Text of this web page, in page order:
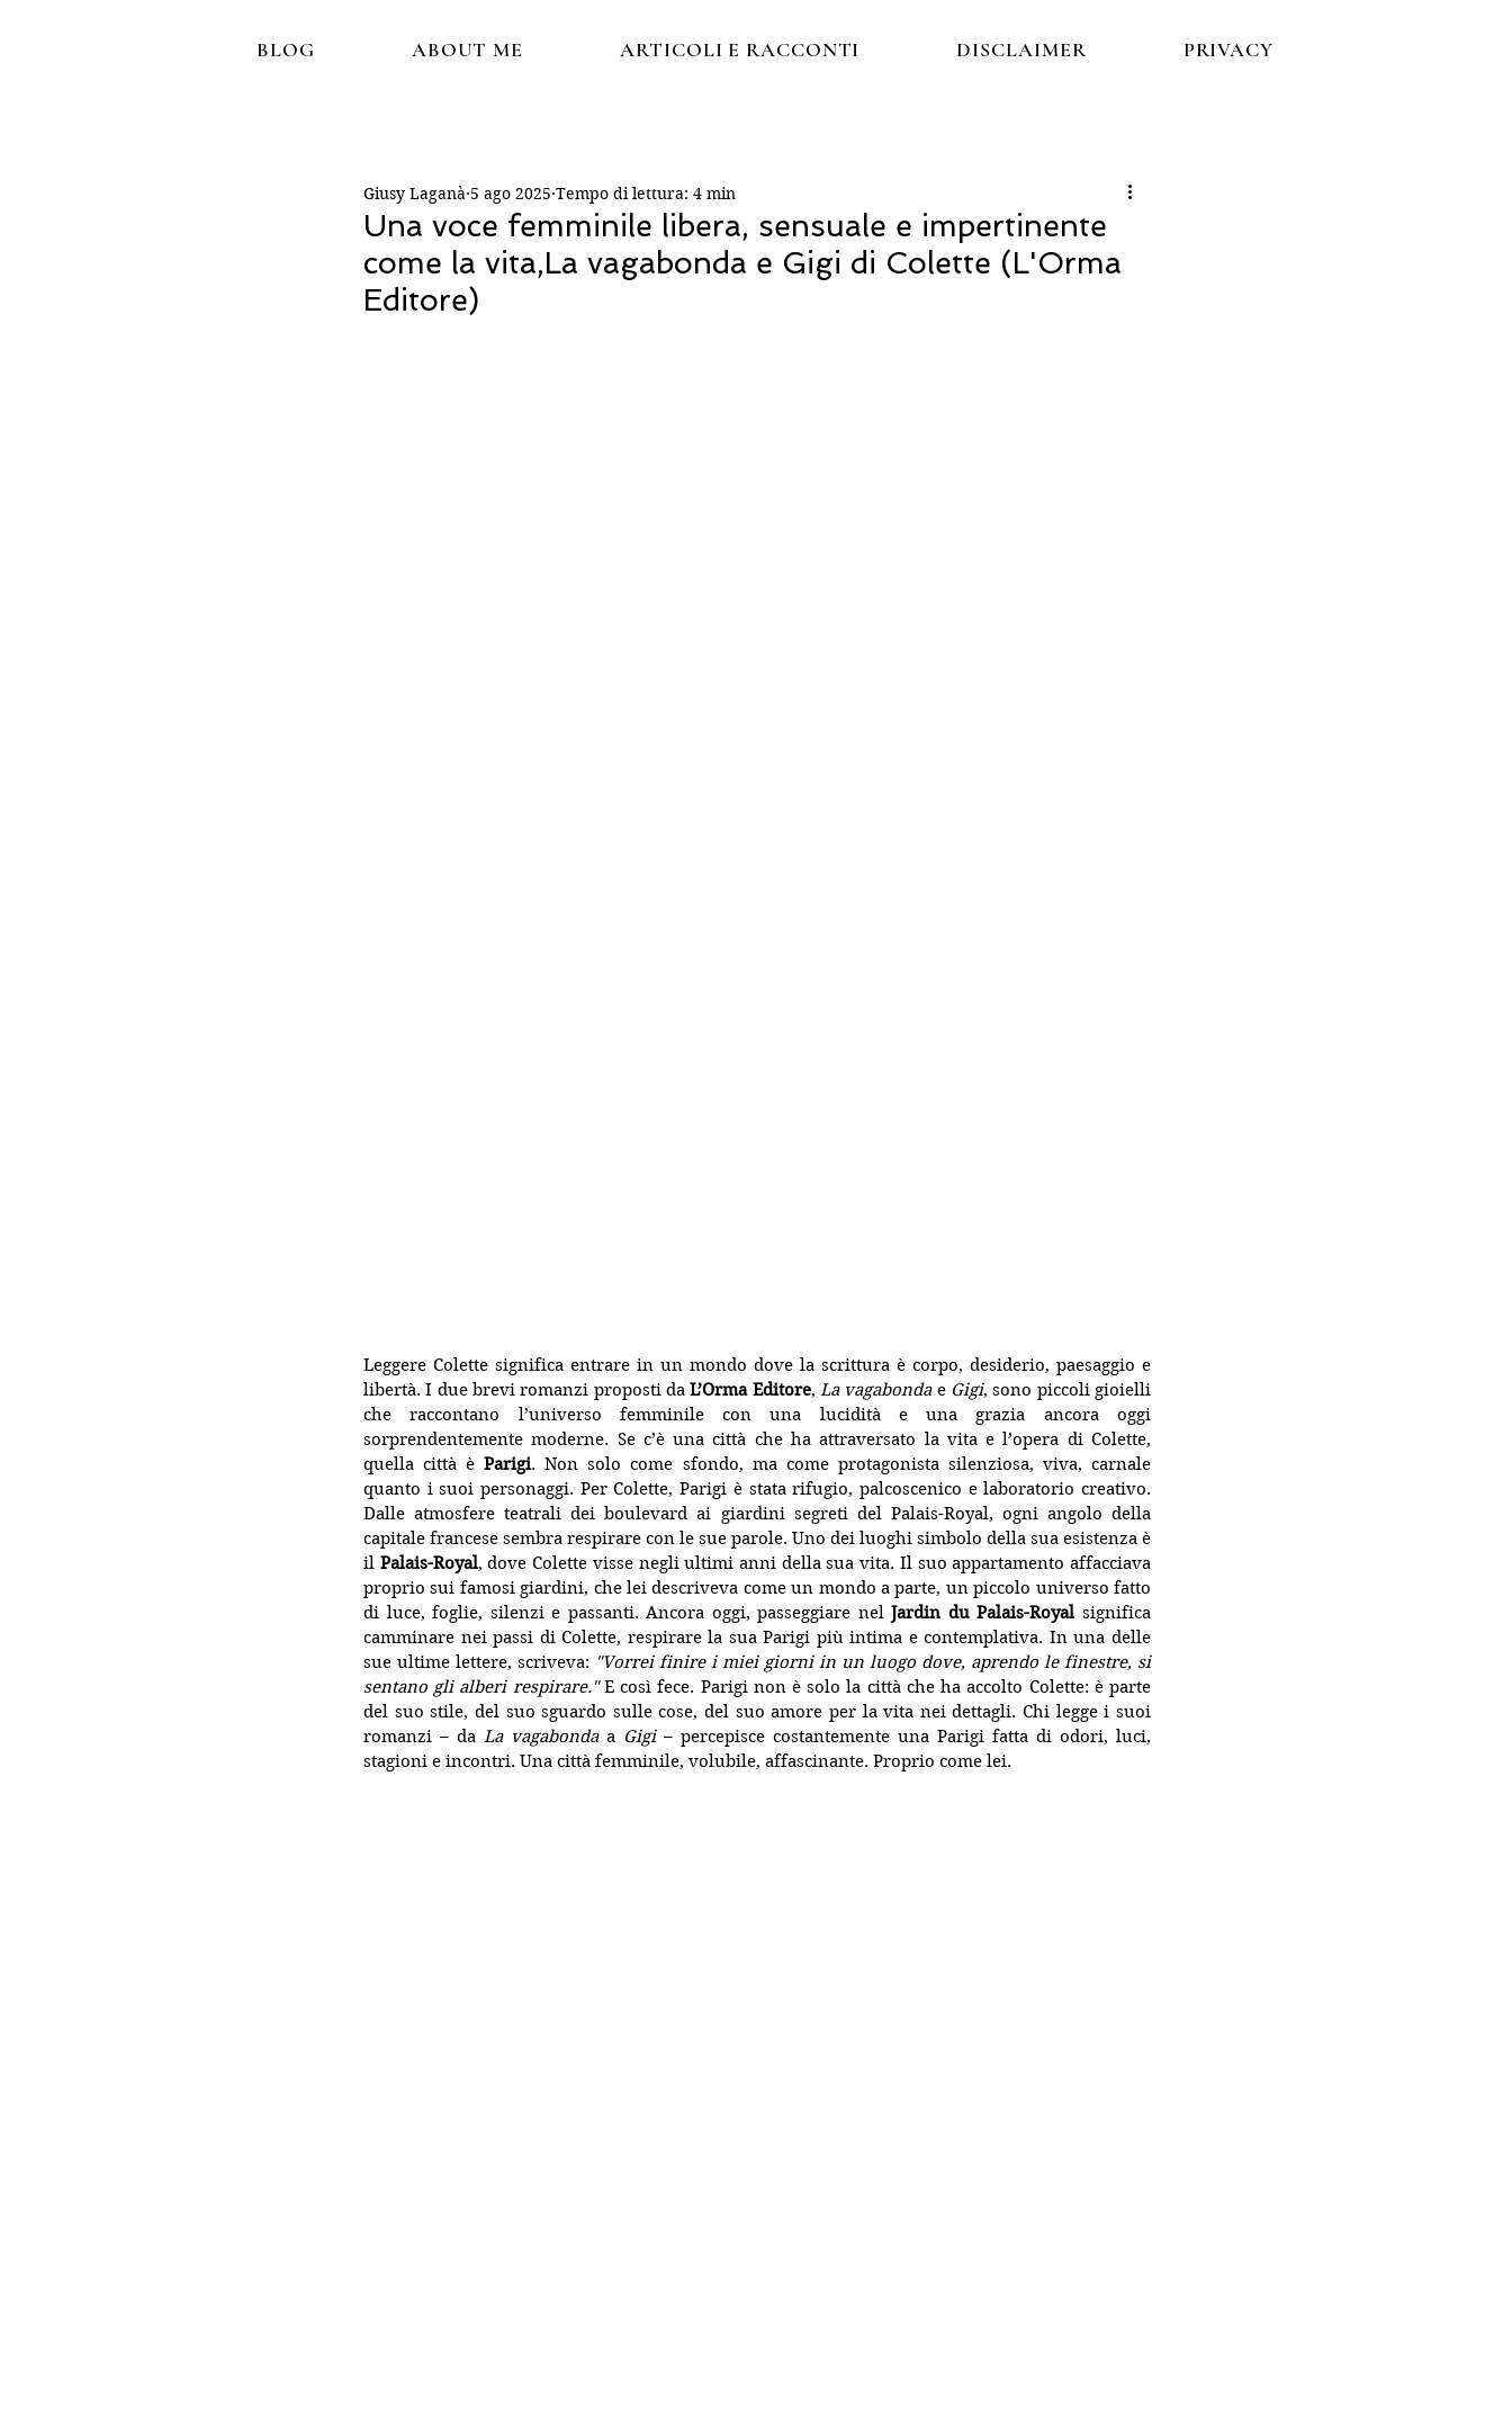
BLOG ABOUT ME ARTICOLI E RACCONTI DISCLAIMER PRIVACY
Una voce femminile libera, sensuale e impertinente
come la vita,La vagabonda e Gigi di Colette (L'Orma
Editore)
Giusy Laganà 5 ago 2025 Tempo di lettura: 4 min
Leggere Colette significa entrare in un mondo dove la scrittura è corpo, desiderio, paesaggio e
libertà. I due brevi romanzi proposti da L’Orma Editore, La vagabonda e Gigi, sono piccoli gioielli
che raccontano l’universo femminile con una lucidità e una grazia ancora oggi
sorprendentemente moderne. Se c’è una città che ha attraversato la vita e l’opera di Colette,
quella città è Parigi. Non solo come sfondo, ma come protagonista silenziosa, viva, carnale
quanto i suoi personaggi. Per Colette, Parigi è stata rifugio, palcoscenico e laboratorio creativo.
Dalle atmosfere teatrali dei boulevard ai giardini segreti del Palais-Royal, ogni angolo della
capitale francese sembra respirare con le sue parole. Uno dei luoghi simbolo della sua esistenza è
il Palais-Royal, dove Colette visse negli ultimi anni della sua vita. Il suo appartamento affacciava
proprio sui famosi giardini, che lei descriveva come un mondo a parte, un piccolo universo fatto
di luce, foglie, silenzi e passanti. Ancora oggi, passeggiare nel Jardin du Palais-Royal significa
camminare nei passi di Colette, respirare la sua Parigi più intima e contemplativa. In una delle
sue ultime lettere, scriveva: "Vorrei finire i miei giorni in un luogo dove, aprendo le finestre, si
sentano gli alberi respirare." E così fece. Parigi non è solo la città che ha accolto Colette: è parte
del suo stile, del suo sguardo sulle cose, del suo amore per la vita nei dettagli. Chi legge i suoi
romanzi – da La vagabonda a Gigi – percepisce costantemente una Parigi fatta di odori, luci,
stagioni e incontri. Una città femminile, volubile, affascinante. Proprio come lei.